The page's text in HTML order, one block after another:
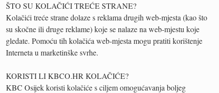
ŠTO SU KOLAČIĆI TREĆE STRANE?
Kolačići treće strane dolaze s reklama drugih web-mjesta (kao što
su skočne ili druge reklame) koje se nalaze na web-mjestu koje
gledate. Pomoću tih kolačića web-mjesta mogu pratiti korištenje
Interneta u marketinške svrhe.
KORISTI LI KBCO.HR KOLAČIĆE?
KBC Osijek koristi kolačiće s ciljem omogućavanja boljeg